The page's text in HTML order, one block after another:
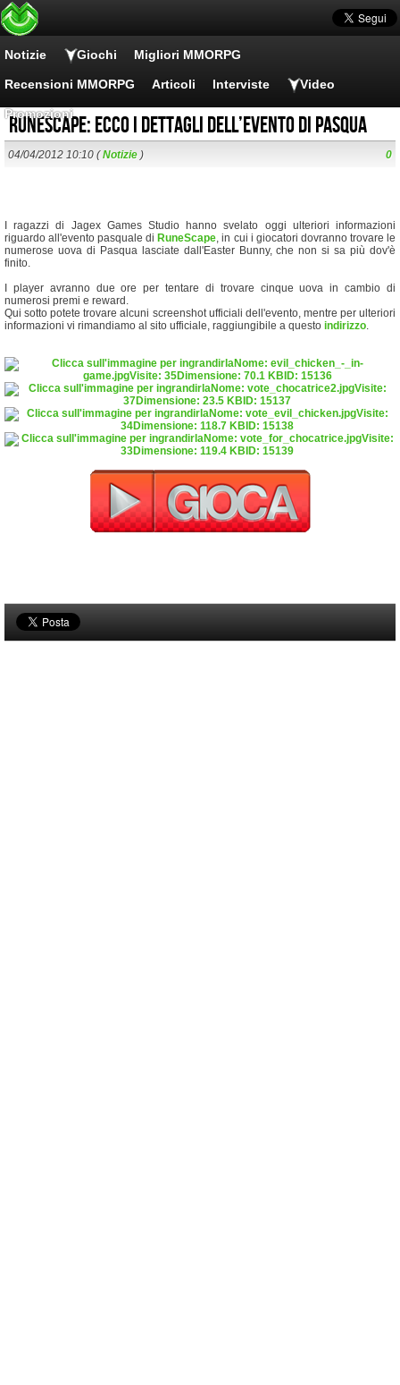
Notizie Giochi Migliori MMORPG
Recensioni MMORPG Articoli Interviste Video
Promozioni
RuneScape: ecco i dettagli dell’evento di Pasqua
04/04/2012 10:10 (Notizie ) 0
I ragazzi di Jagex Games Studio hanno svelato oggi ulteriori informazioni
riguardo all'evento pasquale di RuneScape, in cui i giocatori dovranno trovare le
numerose uova di Pasqua lasciate dall'Easter Bunny, che non si sa più dov'è
finito.
I player avranno due ore per tentare di trovare cinque uova in cambio di
numerosi premi e reward.
Qui sotto potete trovare alcuni screenshot ufficiali dell'evento, mentre per ulteriori
informazioni vi rimandiamo al sito ufficiale, raggiungibile a questo indirizzo.